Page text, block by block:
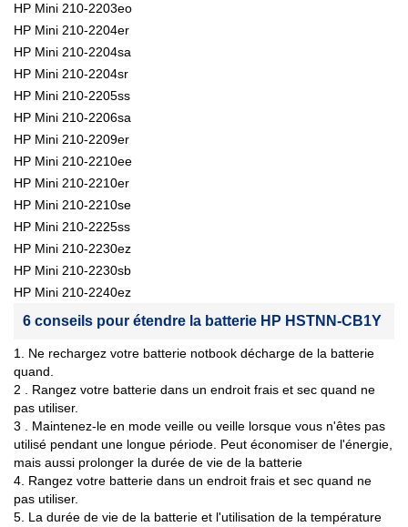
HP Mini 210-2203eo
HP Mini 210-2204er
HP Mini 210-2204sa
HP Mini 210-2204sr
HP Mini 210-2205ss
HP Mini 210-2206sa
HP Mini 210-2209er
HP Mini 210-2210ee
HP Mini 210-2210er
HP Mini 210-2210se
HP Mini 210-2225ss
HP Mini 210-2230ez
HP Mini 210-2230sb
HP Mini 210-2240ez
6 conseils pour étendre la batterie HP HSTNN-CB1Y
1. Ne rechargez votre batterie notbook décharge de la batterie
quand.
2 . Rangez votre batterie dans un endroit frais et sec quand ne
pas utiliser.
3 . Maintenez-le en mode veille ou veille lorsque vous n'êtes pas
utilisé pendant une longue période. Peut économiser de l'énergie,
mais aussi prolonger la durée de vie de la batterie
4. Rangez votre batterie dans un endroit frais et sec quand ne
pas utiliser.
5. La durée de vie de la batterie et l'utilisation de la température